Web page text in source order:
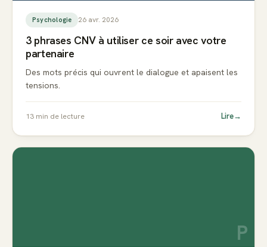
Psychologie 26 avr. 2026
3 phrases CNV à utiliser ce soir avec votre
partenaire
Des mots précis qui ouvrent le dialogue et apaisent les
tensions.
13 min de lecture Lire→
P